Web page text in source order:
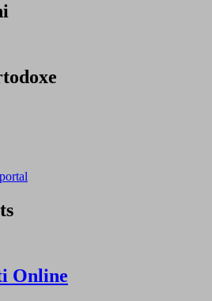
Online